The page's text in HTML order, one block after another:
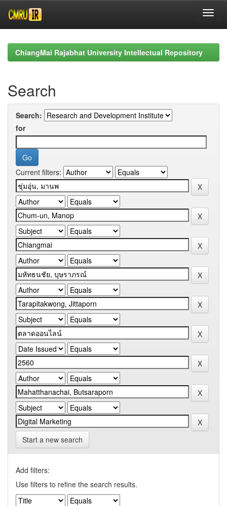
navigationChiangMai Rajabhat University Intellectual Repository
Search
Search:
for
Current filters:
Start a new search
Add filters:
Use filters to refine the search results.